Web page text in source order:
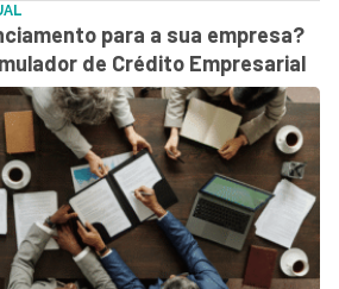
para a sua empresa?
de Crédito Empresarial